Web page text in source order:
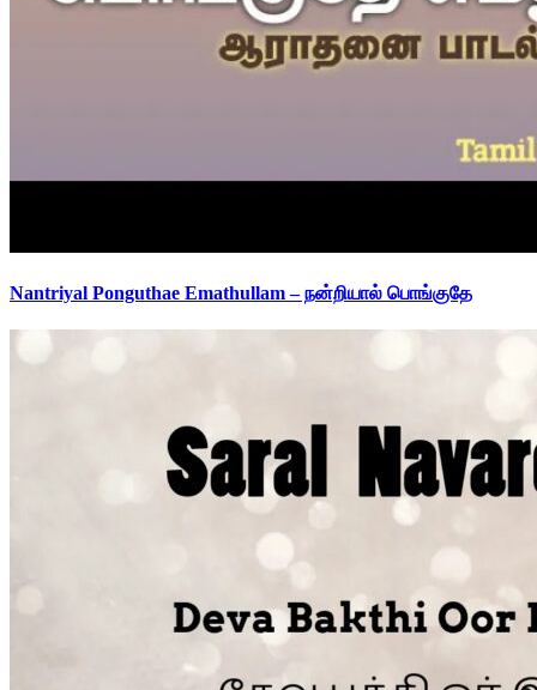
Nantriyal Ponguthae Emathullam – நன்றியால் பொங்குதே